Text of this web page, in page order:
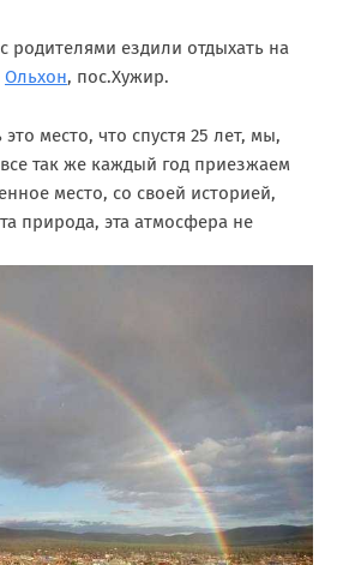
родителями ездили отдыхать на
Ольхон, пос.Хужир.
место, что спустя 25 лет, мы,
так же каждый год приезжаем
место, со своей историей,
природа, эта атмосфера не